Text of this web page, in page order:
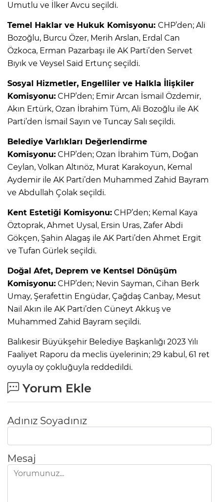
Umutlu ve İlker Avcu seçildi.
Temel Haklar ve Hukuk Komisyonu: CHP’den; Ali
Bozoğlu, Burcu Özer, Merih Arslan, Erdal Can
Özkoca, Erman Pazarbaşı ile AK Parti’den Servet
Bıyık ve Veysel Said Ertunç seçildi.
Sosyal Hizmetler, Engelliler ve Halkla İlişkiler
Komisyonu: CHP’den; Emir Arcan İsmail Özdemir,
Akın Ertürk, Ozan İbrahim Tüm, Ali Bozoğlu ile AK
Parti’den İsmail Sayın ve Tuncay Salı seçildi.
Belediye Varlıkları Değerlendirme
Komisyonu: CHP’den; Ozan İbrahim Tüm, Doğan
Ceylan, Volkan Altınöz, Murat Karakoyun, Kemal
Aydemir ile AK Parti’den Muhammed Zahid Bayram
ve Abdullah Çolak seçildi.
Kent Estetiği Komisyonu: CHP’den; Kemal Kaya
Öztoprak, Ahmet Uysal, Ersin Uras, Zafer Abdi
Gökçen, Şahin Alagaş ile AK Parti’den Ahmet Ergit
ve Tufan Gürlek seçildi.
Doğal Afet, Deprem ve Kentsel Dönüşüm
Komisyonu: CHP’den; Nevin Sayman, Cihan Berk
Umay, Şerafettin Engüdar, Çağdaş Canbay, Mesut
Nail Akın ile AK Parti’den Cüneyt Akkuş ve
Muhammed Zahid Bayram seçildi.
Balıkesir Büyükşehir Belediye Başkanlığı 2023 Yılı
Faaliyet Raporu da meclis üyelerinin; 29 kabul, 61 ret
oyuyla oy çokluğuyla reddedildi.
Yorum Ekle
Adınız Soyadınız
Mesaj